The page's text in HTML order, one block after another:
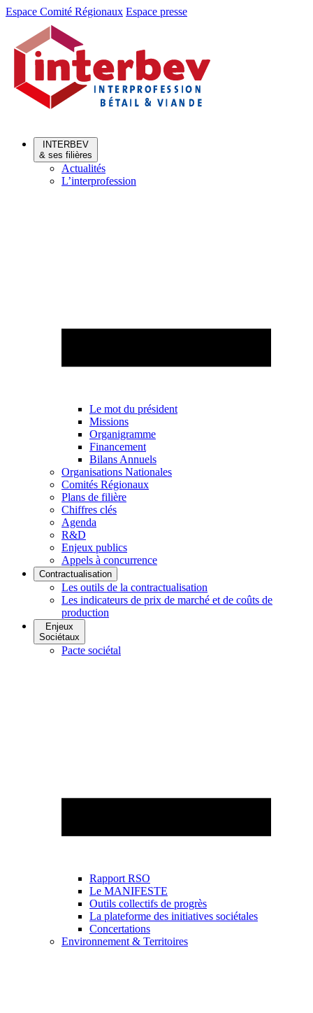
Aller
Aller
contenu
Espace Comité Régionaux Espace presse
INTERBEV
& ses filières
Actualités
L’interprofession
Le mot du président
Missions
Organigramme
Financement
Bilans Annuels
Organisations Nationales
Comités Régionaux
Plans de filière
Chiffres clés
Agenda
R&D
Enjeux publics
Appels à concurrence
Contractualisation
Les outils de la contractualisation
Les indicateurs de prix de marché et de coûts de
production
Enjeux
Sociétaux
Pacte sociétal
Rapport RSO
Le MANIFESTE
Outils collectifs de progrès
La plateforme des initiatives sociétales
Concertations
Environnement & Territoires